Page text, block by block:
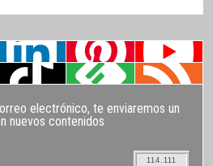
electrónico, te enviaremos un
nuevos contenidos
114.111